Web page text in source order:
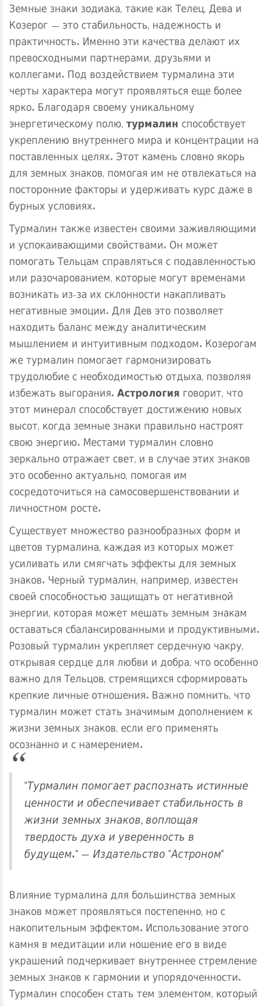
Земные знаки зодиака, такие как Телец, Дева и
Козерог — это стабильность, надежность и
практичность. Именно эти качества делают их
превосходными партнерами, друзьями и
коллегами. Под воздействием турмалина эти
черты характера могут проявляться еще более
ярко. Благодаря своему уникальному
энергетическому полю, турмалин способствует
укреплению внутреннего мира и концентрации на
поставленных целях. Этот камень словно якорь
для земных знаков, помогая им не отвлекаться на
посторонние факторы и удерживать курс даже в
бурных условиях.
Турмалин также известен своими заживляющими
и успокаивающими свойствами. Он может
помогать Тельцам справляться с подавленностью
или разочарованием, которые могут временами
возникать из-за их склонности накапливать
негативные эмоции. Для Дев это позволяет
находить баланс между аналитическим
мышлением и интуитивным подходом. Козерогам
же турмалин помогает гармонизировать
трудолюбие с необходимостью отдыха, позволяя
избежать выгорания. Астрология говорит, что
этот минерал способствует достижению новых
высот, когда земные знаки правильно настроят
свою энергию. Местами турмалин словно
зеркально отражает свет, и в случае этих знаков
это особенно актуально, помогая им
сосредоточиться на самосовершенствовании и
личностном росте.
Существует множество разнообразных форм и
цветов турмалина, каждая из которых может
усиливать или смягчать эффекты для земных
знаков. Черный турмалин, например, известен
своей способностью защищать от негативной
энергии, которая может мешать земным знакам
оставаться сбалансированными и продуктивными.
Розовый турмалин укрепляет сердечную чакру,
открывая сердце для любви и добра, что особенно
важно для Тельцов, стремящихся сформировать
крепкие личные отношения. Важно помнить, что
турмалин может стать значимым дополнением к
жизни земных знаков, если его применять
осознанно и с намерением.
"Турмалин помогает распознать истинные
ценности и обеспечивает стабильность в
жизни земных знаков, воплощая
твердость духа и уверенность в
будущем." — Издательство "Астроном"
Влияние турмалина для большинства земных
знаков может проявляться постепенно, но с
накопительным эффектом. Использование этого
камня в медитации или ношение его в виде
украшений подчеркивает внутреннее стремление
земных знаков к гармонии и упорядоченности.
Турмалин способен стать тем элементом, который